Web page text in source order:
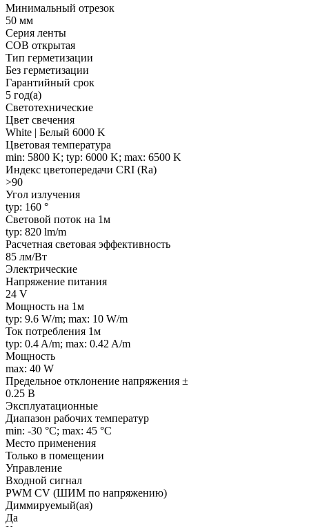
Минимальный отрезок
50 мм
Серия ленты
COB открытая
Тип герметизации
Без герметизации
Гарантийный срок
5 год(а)
Светотехнические
Цвет свечения
White | Белый 6000 K
Цветовая температура
min: 5800 K; typ: 6000 K; max: 6500 K
Индекс цветопередачи CRI (Ra)
>90
Угол излучения
typ: 160 °
Световой поток на 1м
typ: 820 lm/m
Расчетная световая эффективность
85 лм/Вт
Электрические
Напряжение питания
24 V
Мощность на 1м
typ: 9.6 W/m; max: 10 W/m
Ток потребления 1м
typ: 0.4 A/m; max: 0.42 A/m
Мощность
max: 40 W
Предельное отклонение напряжения ±
0.25 В
Эксплуатационные
Диапазон рабочих температур
min: -30 °C; max: 45 °C
Место применения
Только в помещении
Управление
Входной сигнал
PWM СV (ШИМ по напряжению)
Диммируемый(ая)
Да